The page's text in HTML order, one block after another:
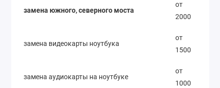
замена южного, северного моста
от
2000
замена видеокарты ноутбука
от
1500
замена аудиокарты на ноутбуке
от
1000